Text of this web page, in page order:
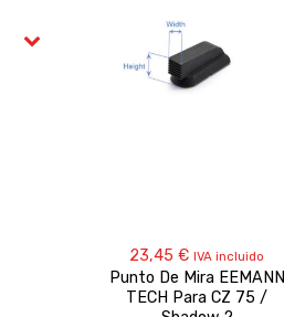
23,45€ IVA incluido
Punto De Mira EEMANN
TECH Para CZ 75 /